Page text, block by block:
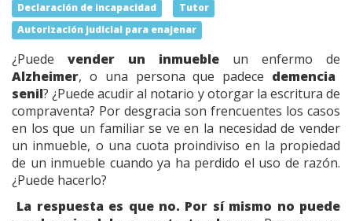
Declaración de incapacidad
Tutor
Autorización judicial para enajenar
¿Puede vender un inmueble un enfermo de
Alzheimer, o una persona que padece demencia
senil? ¿Puede acudir al notario y otorgar la escritura de
compraventa? Por desgracia son frencuentes los casos
en los que un familiar se ve en la necesidad de vender
un inmueble, o una cuota proindiviso en la propiedad
de un inmueble cuando ya ha perdido el uso de razón.
¿Puede hacerlo?
La respuesta es que no. Por sí mismo no puede